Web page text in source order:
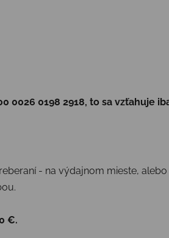
0026 0198 2918, to sa vzťahuje
- na výdajnom mieste,
€.